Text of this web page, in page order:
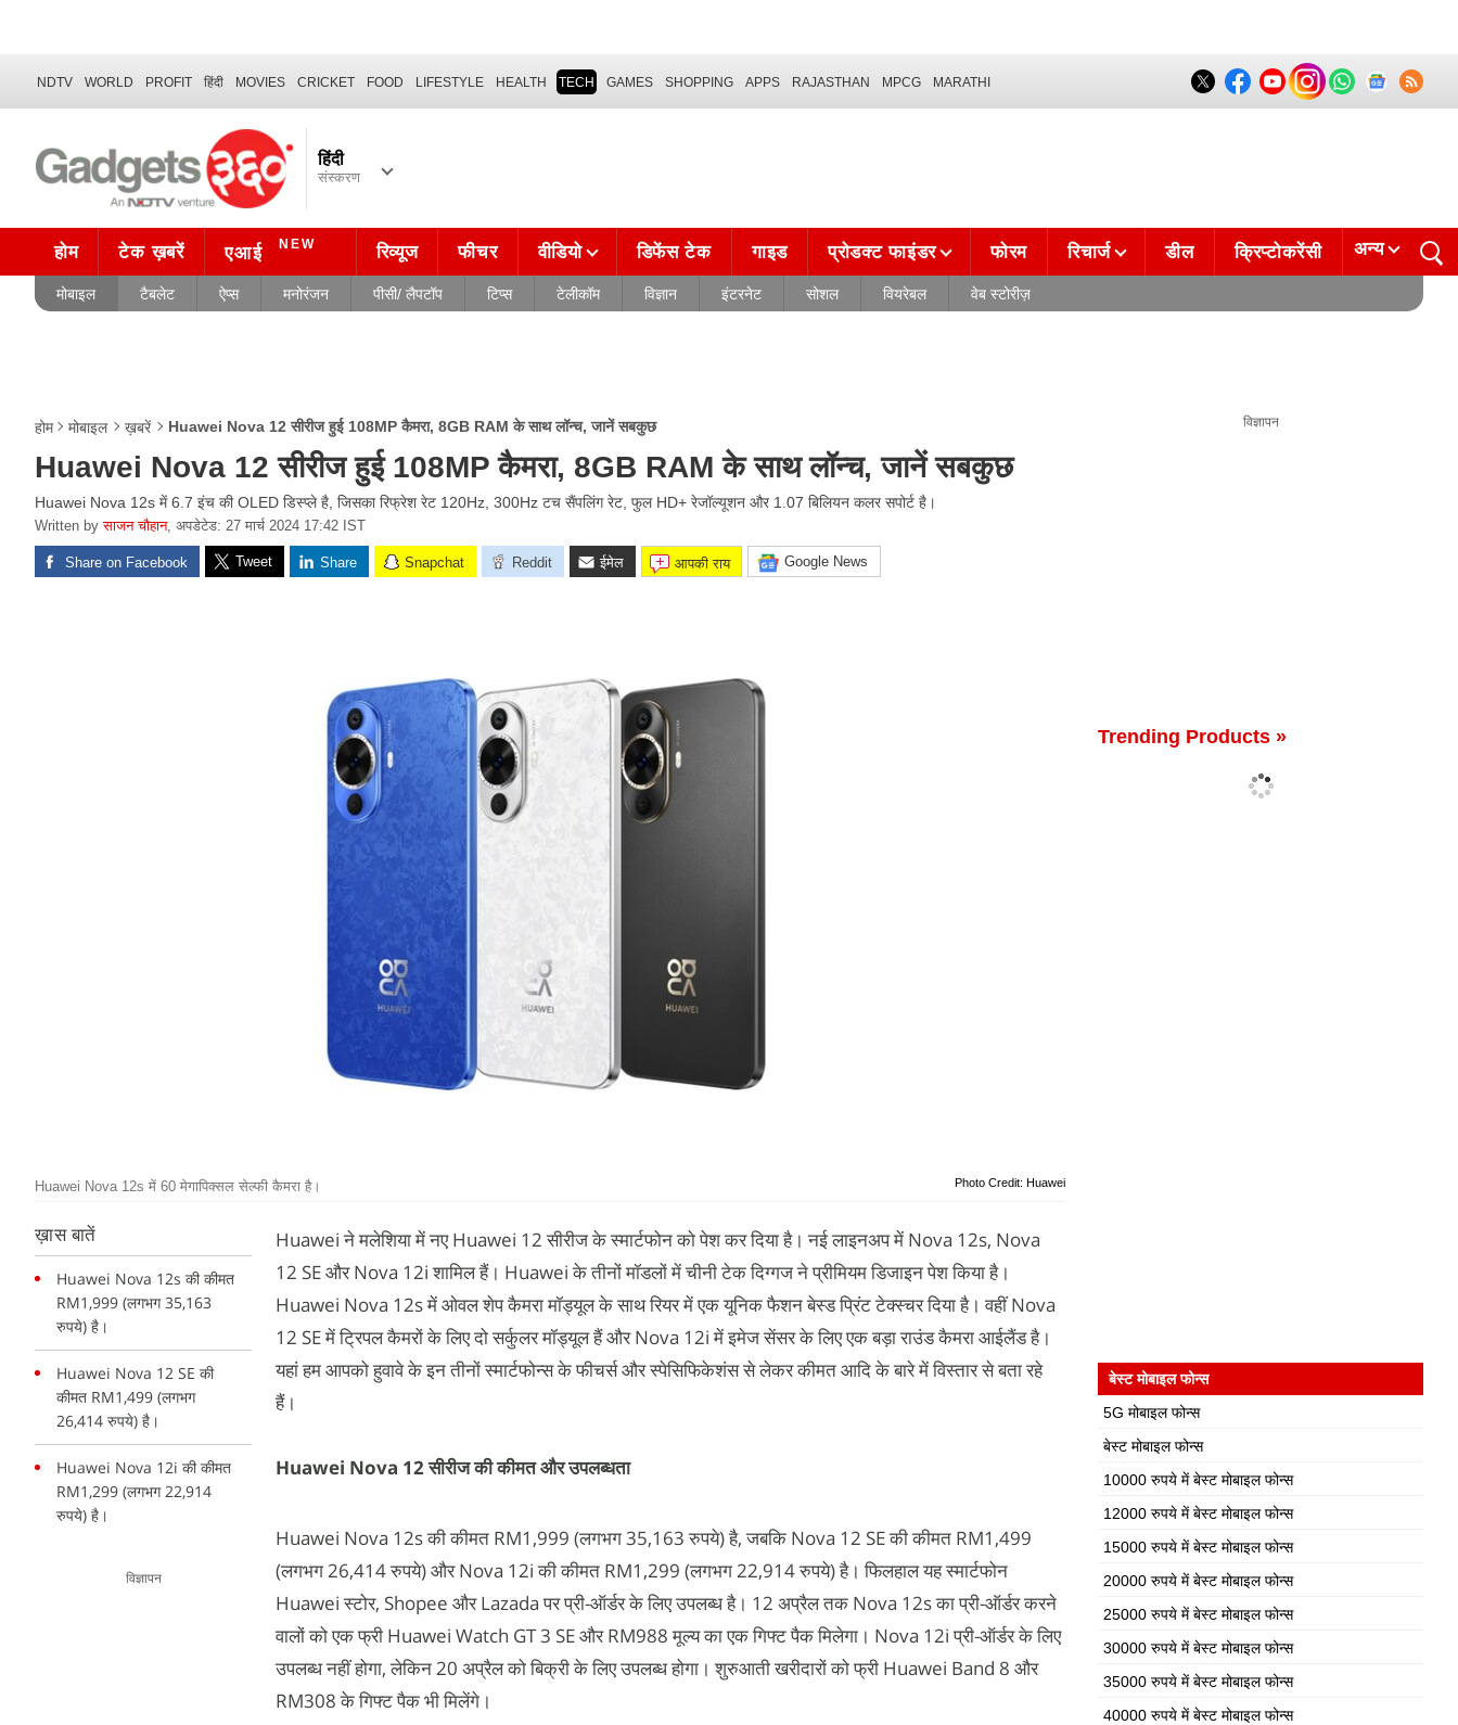
NDTV WORLD PROFIT हिंदी MOVIES CRICKET FOOD LIFESTYLE HEALTH TECH GAMES SHOPPING APPS RAJASTHAN MPCG MARATHI
हिंदी
संस्करण
होम टेक ख़बरें एआई NEW रिव्यूज फीचर वीडियो डिफेंस टेक गाइड प्रोडक्ट फाइंडर फोरम रिचार्ज डील क्रिप्टोकरेंसी अन्य
मोबाइल टैबलेट ऐप्स मनोरंजन पीसी/ लैपटॉप टिप्स टेलीकॉम विज्ञान इंटरनेट सोशल वियरेबल वेब स्टोरीज़
होम मोबाइल ख़बरें Huawei Nova 12 सीरीज हुई 108MP कैमरा, 8GB RAM के साथ लॉन्च, जानें सबकुछ
Huawei Nova 12 सीरीज हुई 108MP कैमरा, 8GB RAM के साथ लॉन्च, जानें सबकुछ
Huawei Nova 12s में 6.7 इंच की OLED डिस्प्ले है, जिसका रिफ्रेश रेट 120Hz, 300Hz टच सैंपलिंग रेट, फुल HD+ रेजॉल्यूशन और 1.07 बिलियन कलर सपोर्ट है।
Written byसाजन चौहान, अपडेटेड: 27 मार्च 2024 17:42 IST
Share on Facebook Tweet Share Snapchat Reddit ईमेल आपकी राय Google News
Photo Credit: Huawei
Huawei Nova 12s में 60 मेगापिक्सल सेल्फी कैमरा है।
ख़ास बातें
Huawei Nova 12s की कीमत
RM1,999 (लगभग 35,163
रुपये) है।
Huawei Nova 12 SE की
कीमत RM1,499 (लगभग
26,414 रुपये) है।
Huawei Nova 12i की कीमत
RM1,299 (लगभग 22,914
रुपये) है।
विज्ञापन
Huawei ने मलेशिया में नए Huawei 12 सीरीज के स्मार्टफोन को पेश कर दिया है। नई लाइनअप में Nova 12s, Nova
12 SE और Nova 12i शामिल हैं। Huawei के तीनों मॉडलों में चीनी टेक दिग्गज ने प्रीमियम डिजाइन पेश किया है।
Huawei Nova 12s में ओवल शेप कैमरा मॉड्यूल के साथ रियर में एक यूनिक फैशन बेस्ड प्रिंट टेक्स्चर दिया है। वहीं Nova
12 SE में ट्रिपल कैमरों के लिए दो सर्कुलर मॉड्यूल हैं और Nova 12i में इमेज सेंसर के लिए एक बड़ा राउंड कैमरा आईलैंड है।
यहां हम आपको हुवावे के इन तीनों स्मार्टफोन्स के फीचर्स और स्पेसिफिकेशंस से लेकर कीमत आदि के बारे में विस्तार से बता रहे
हैं।
Huawei Nova 12 सीरीज की कीमत और उपलब्धता
Huawei Nova 12s की कीमत RM1,999 (लगभग 35,163 रुपये) है, जबकि Nova 12 SE की कीमत RM1,499
(लगभग 26,414 रुपये) और Nova 12i की कीमत RM1,299 (लगभग 22,914 रुपये) है। फिलहाल यह स्मार्टफोन
Huawei स्टोर, Shopee और Lazada पर प्री-ऑर्डर के लिए उपलब्ध है। 12 अप्रैल तक Nova 12s का प्री-ऑर्डर करने
वालों को एक फ्री Huawei Watch GT 3 SE और RM988 मूल्य का एक गिफ्ट पैक मिलेगा। Nova 12i प्री-ऑर्डर के लिए
उपलब्ध नहीं होगा, लेकिन 20 अप्रैल को बिक्री के लिए उपलब्ध होगा। शुरुआती खरीदारों को फ्री Huawei Band 8 और
RM308 के गिफ्ट पैक भी मिलेंगे।
विज्ञापन
Trending Products »
बेस्ट मोबाइल फोन्स
5G मोबाइल फोन्स
बेस्ट मोबाइल फोन्स
10000 रुपये में बेस्ट मोबाइल फोन्स
12000 रुपये में बेस्ट मोबाइल फोन्स
15000 रुपये में बेस्ट मोबाइल फोन्स
20000 रुपये में बेस्ट मोबाइल फोन्स
25000 रुपये में बेस्ट मोबाइल फोन्स
30000 रुपये में बेस्ट मोबाइल फोन्स
35000 रुपये में बेस्ट मोबाइल फोन्स
40000 रुपये में बेस्ट मोबाइल फोन्स